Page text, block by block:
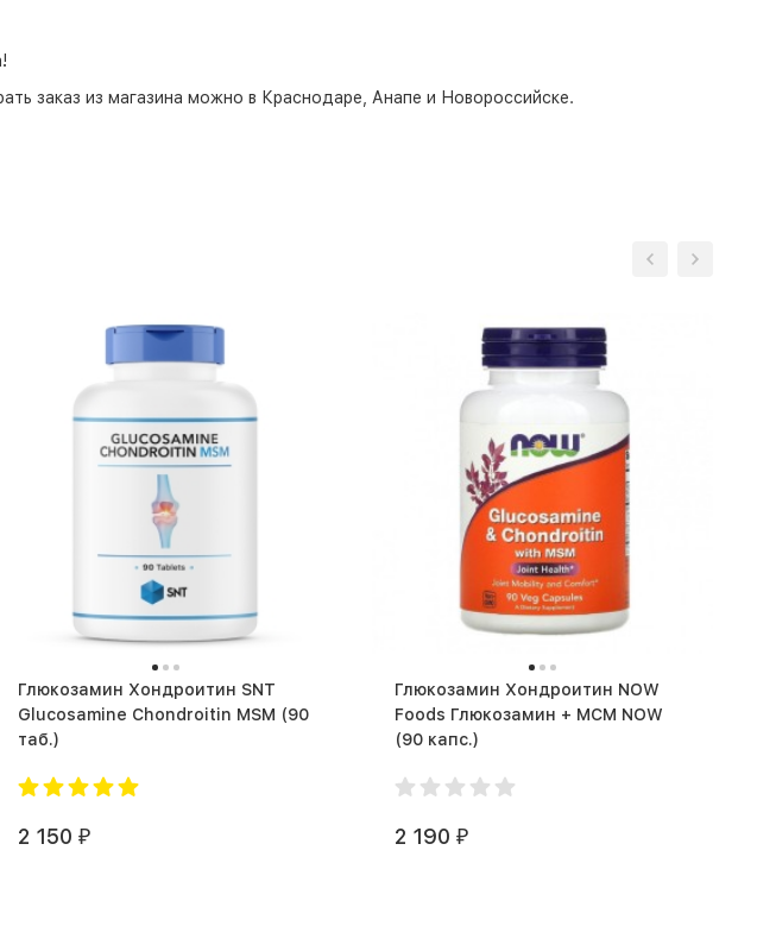
заказ из магазина можно в Краснодаре, Анапе и Новороссийске.
Глюкозамин Хондроитин SNT
Glucosamine Chondroitin MSM (90
таб.)
2 150 ₽
Глюкозамин Хондроитин NOW
Foods Глюкозамин + МСМ NOW
(90 капс.)
2 190 ₽